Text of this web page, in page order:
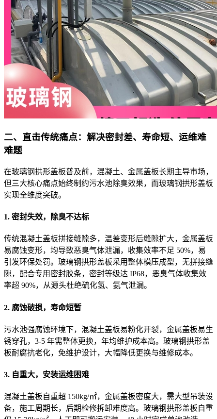
二、直击传统痛点：解决密封差、寿命短、运维难
难题
在玻璃钢拱形盖板普及前，混凝土、金属盖板长期主导市场，
但三大核心痛点始终制约污水池除臭效果，而玻璃钢拱形盖板
实现全维度突破。
1. 密封失效，除臭不达标
传统混凝土盖板拼接缝隙多，温差变形后缝隙扩大，金属盖板
易腐蚀变形，均导致恶臭气体泄漏，收集效率不足 50%，易
引发环保处罚。玻璃钢拱形盖板采用整体模压成型，无拼接缝
隙，配合专用密封胶条，密封等级达 IP68，恶臭气体收集效
率超 90%，从源头杜绝硫化氢、氨气泄漏。
2. 腐蚀破损，寿命短暂
污水池强腐蚀环境下，混凝土盖板易粉化开裂，金属盖板易生
锈穿孔，3-5 年需整体更换，年均维护成本高。玻璃钢拱形盖
板耐腐抗老化，免维护设计，大幅降低更换与维修成本。
3. 自重大，安装运维困难
混凝土盖板自重超 150kg/㎡，金属盖板密度大，需大型吊装设
备，施工周期长，后期检修拆卸难度高。玻璃钢拱形盖板自重